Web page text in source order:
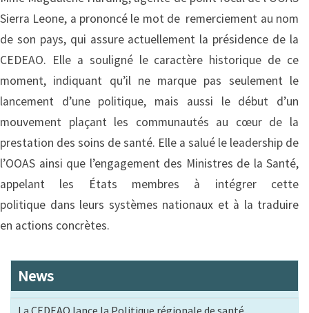
Sierra Leone, a prononcé le mot de remerciement au nom
de son pays, qui assure actuellement la présidence de la
CEDEAO. Elle a souligné le caractère historique de ce
moment, indiquant qu’il ne marque pas seulement le
lancement d’une politique, mais aussi le début d’un
mouvement plaçant les communautés au cœur de la
prestation des soins de santé. Elle a salué le leadership de
l’OOAS ainsi que l’engagement des Ministres de la Santé,
appelant les États membres à intégrer cette
politique dans leurs systèmes nationaux et à la traduire
en actions concrètes.
News